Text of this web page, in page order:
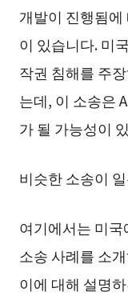
개발이 진행됨
이 있습니다. 미
작권 침해를 주
는데, 이 소송은
가 될 가능성이
비슷한 소송이
여기에서는 미국
소송 사례를 소
이에 대해 설명